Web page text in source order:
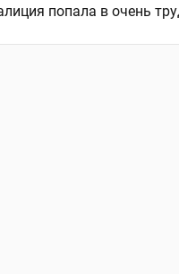
попала в очень